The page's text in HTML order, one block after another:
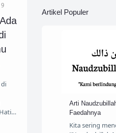
Motivasi
Pendidikan
Sirah
Artikel Populer
Arti
Faedahnya
Kita sering